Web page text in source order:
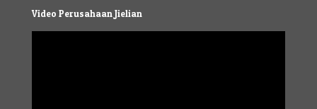
Video Perusahaan Jielian